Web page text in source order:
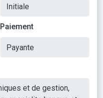
Paiement